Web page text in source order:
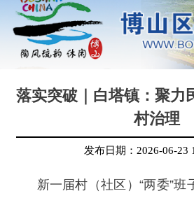
落实突破｜白塔镇：聚力
村治理
发布日期： 2026-06-23
新一届村（社区）“两委”班